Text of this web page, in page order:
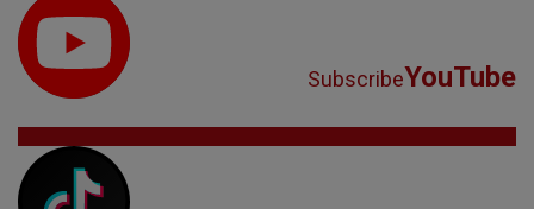
SubscribeYouTube